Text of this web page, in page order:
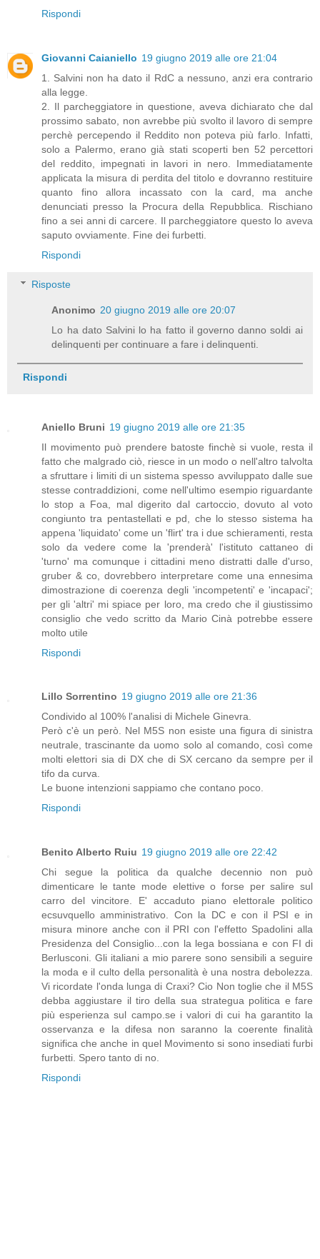
Rispondi
Giovanni Caianiello 19 giugno 2019 alle ore 21:04
1. Salvini non ha dato il RdC a nessuno, anzi era contrario
alla legge.
2. Il parcheggiatore in questione, aveva dichiarato che dal
prossimo sabato, non avrebbe più svolto il lavoro di sempre
perchè percependo il Reddito non poteva più farlo. Infatti,
solo a Palermo, erano già stati scoperti ben 52 percettori
del reddito, impegnati in lavori in nero. Immediatamente
applicata la misura di perdita del titolo e dovranno restituire
quanto fino allora incassato con la card, ma anche
denunciati presso la Procura della Repubblica. Rischiano
fino a sei anni di carcere. Il parcheggiatore questo lo aveva
saputo ovviamente. Fine dei furbetti.
Rispondi
Risposte
Anonimo 20 giugno 2019 alle ore 20:07
Lo ha dato Salvini lo ha fatto il governo danno soldi ai
delinquenti per continuare a fare i delinquenti.
Rispondi
Aniello Bruni 19 giugno 2019 alle ore 21:35
Il movimento può prendere batoste finchè si vuole, resta il
fatto che malgrado ciò, riesce in un modo o nell'altro talvolta
a sfruttare i limiti di un sistema spesso avviluppato dalle sue
stesse contraddizioni, come nell'ultimo esempio riguardante
lo stop a Foa, mal digerito dal cartoccio, dovuto al voto
congiunto tra pentastellati e pd, che lo stesso sistema ha
appena 'liquidato' come un 'flirt' tra i due schieramenti, resta
solo da vedere come la 'prenderà' l'istituto cattaneo di
'turno' ma comunque i cittadini meno distratti dalle d'urso,
gruber & co, dovrebbero interpretare come una ennesima
dimostrazione di coerenza degli 'incompetenti' e 'incapaci';
per gli 'altri' mi spiace per loro, ma credo che il giustissimo
consiglio che vedo scritto da Mario Cinà potrebbe essere
molto utile
Rispondi
Lillo Sorrentino 19 giugno 2019 alle ore 21:36
Condivido al 100% l'analisi di Michele Ginevra.
Però c'è un però. Nel M5S non esiste una figura di sinistra
neutrale, trascinante da uomo solo al comando, così come
molti elettori sia di DX che di SX cercano da sempre per il
tifo da curva.
Le buone intenzioni sappiamo che contano poco.
Rispondi
Benito Alberto Ruiu 19 giugno 2019 alle ore 22:42
Chi segue la politica da qualche decennio non può
dimenticare le tante mode elettive o forse per salire sul
carro del vincitore. E' accaduto piano elettorale politico
ecsuvquello amministrativo. Con la DC e con il PSI e in
misura minore anche con il PRI con l'effetto Spadolini alla
Presidenza del Consiglio...con la lega bossiana e con FI di
Berlusconi. Gli italiani a mio parere sono sensibili a seguire
la moda e il culto della personalità è una nostra debolezza.
Vi ricordate l'onda lunga di Craxi? Cio Non toglie che il M5S
debba aggiustare il tiro della sua strategua politica e fare
più esperienza sul campo.se i valori di cui ha garantito la
osservanza e la difesa non saranno la coerente finalità
significa che anche in quel Movimento si sono insediati furbi
furbetti. Spero tanto di no.
Rispondi